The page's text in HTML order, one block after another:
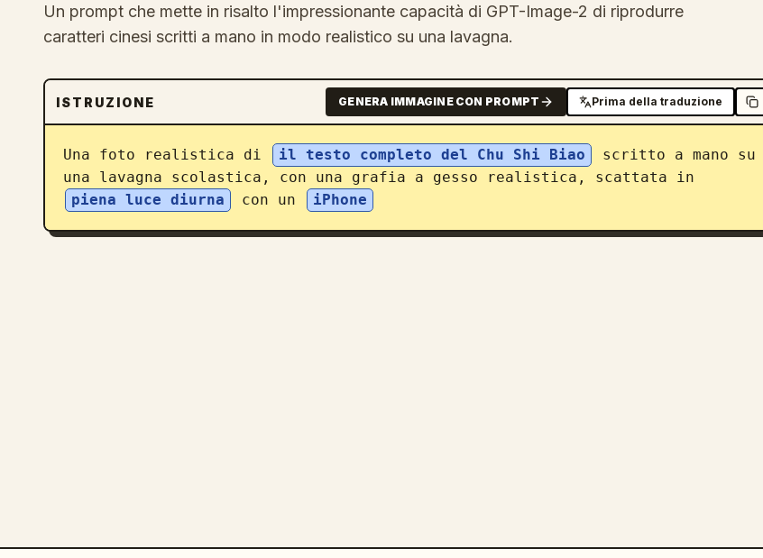
Un prompt che mette in risalto l'impressionante capacità di GPT-Image-2 di riprodurre
caratteri cinesi scritti a mano in modo realistico su una lavagna.
ISTRUZIONE GENERA IMMAGINE CON PROMPT Prima della traduzione
Una foto realistica di il testo completo del Chu Shi Biao
scritto a mano su
una lavagna scolastica, con una grafia a gesso realistica, scattata in
piena luce diurna
con un iPhone